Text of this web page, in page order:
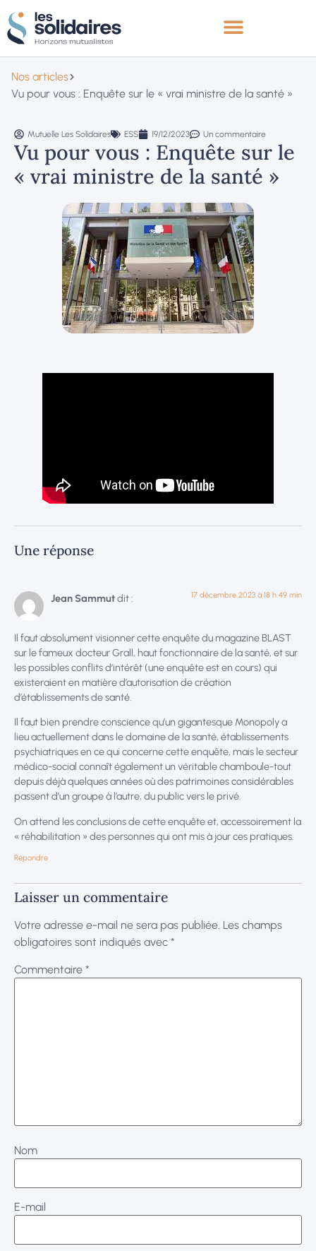
Nos articles
Vu pour vous : Enquête sur le « vrai ministre de la santé »
Mutuelle Les Solidaires ESS 19/12/2023 Un commentaire
Vu pour vous : Enquête sur le
« vrai ministre de la santé »
Une réponse
Jean Sammutdit : 17 décembre 2023 à 18 h 49 min
Il faut absolument visionner cette enquête du magazine BLAST
sur le fameux docteur Grall, haut fonctionnaire de la santé, et sur
les possibles conflits d’intérêt (une enquête est en cours) qui
existeraient en matière d’autorisation de création
d’établissements de santé.
Il faut bien prendre conscience qu’un gigantesque Monopoly a
lieu actuellement dans le domaine de la santé, établissements
psychiatriques en ce qui concerne cette enquête, mais le secteur
médico-social connaît également un véritable chamboule-tout
depuis déjà quelques années où des patrimoines considérables
passent d’un groupe à l’autre, du public vers le privé.
On attend les conclusions de cette enquête et, accessoirement la
« réhabilitation » des personnes qui ont mis à jour ces pratiques.
Répondre
Laisser un commentaire
Votre adresse e-mail ne sera pas publiée. Les champs
obligatoires sont indiqués avec *
Commentaire *
Nom
E-mail